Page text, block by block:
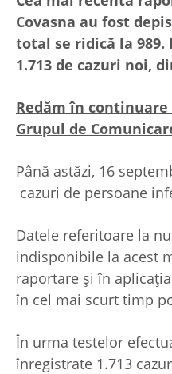
Covasna au fost
total se ridică la
1.713 de cazuri noi,
Redăm în
Grupul de
Până astăzi, 16
cazuri de persoane
Datele referitoare la
indisponibile la acest
raportare și în
în cel mai scurt timp
În urma testelor
înregistrate 1.713